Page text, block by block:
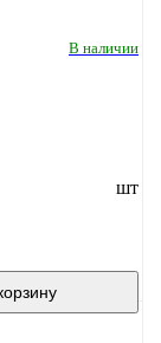
В наличии
шт